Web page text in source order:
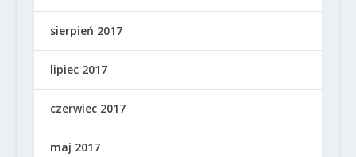
sierpień 2017
lipiec 2017
czerwiec 2017
maj 2017